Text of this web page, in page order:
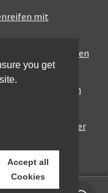
mit
Sport-Touring-Reifen
für den urbanen
Optik mit solider
you get
Accept all
Cookies